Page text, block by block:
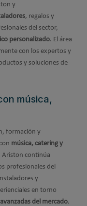
y
, regalos y
del sector,
personalizado. El área
con los expertos y
y soluciones de
música,
formación y
música, catering y
Ariston continúa
profesionales del
y
en torno
del mercado.